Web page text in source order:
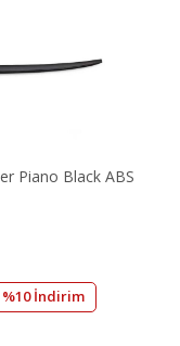
Piano Black ABS
%10 İndirim